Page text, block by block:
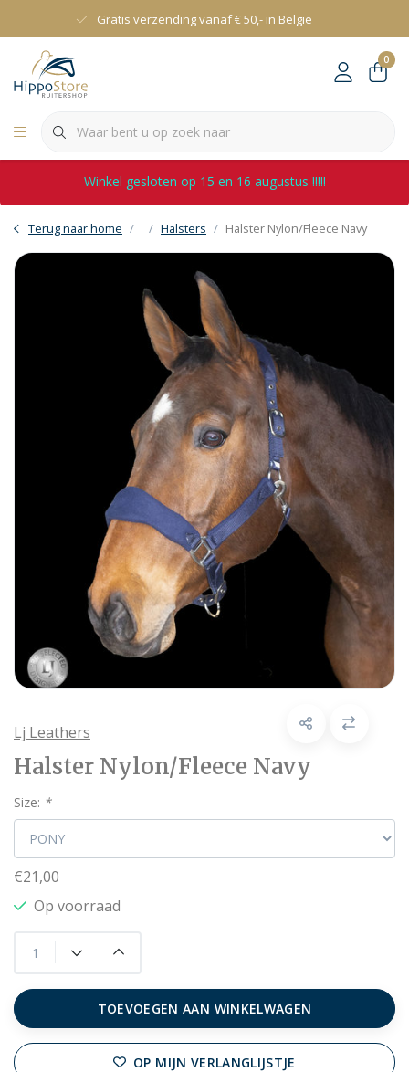
Gratis verzending vanaf € 50,- in België
0
Winkel gesloten op 15 en 16 augustus !!!!!
Terug naar home Halsters Halster Nylon/Fleece Navy
Lj Leathers
Halster Nylon/Fleece Navy
Size: *
€21,00
Op voorraad
TOEVOEGEN AAN WINKELWAGEN
OP MIJN VERLANGLIJSTJE